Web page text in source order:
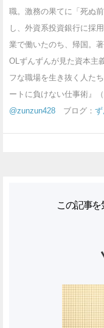
職。激務の果てに「死ぬ
し、外資系投資銀行に採
業で働いたのち、帰国。
OLずんずんが見た資本主
フな職場を生き抜く人た
ートに負けない仕事術』
@zunzun428 ブログ： ず
この記事を